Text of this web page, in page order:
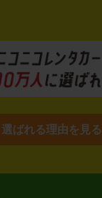
選ばれる理由を見る